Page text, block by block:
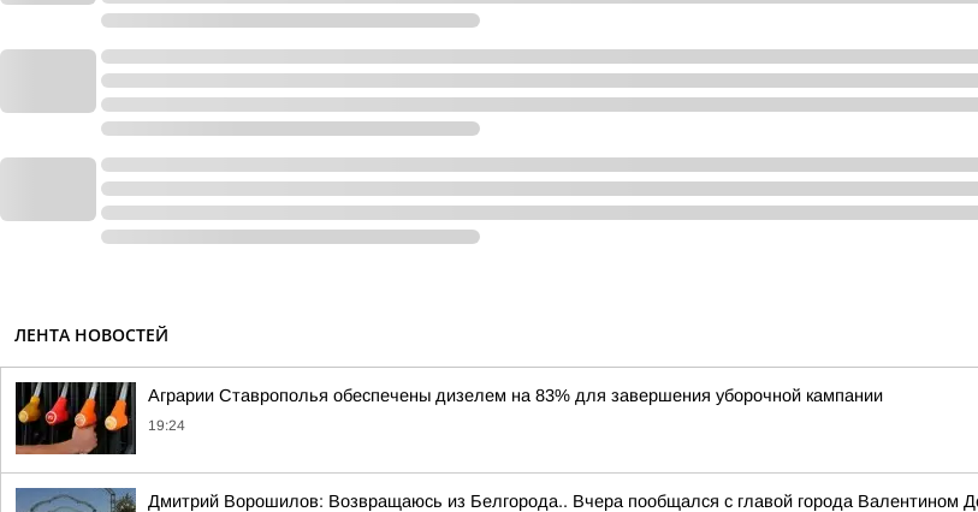
ЛЕНТА НОВОСТЕЙ
Аграрии Ставрополья обеспечены дизелем на 83% для завершения уборочной кампании
19:24
Дмитрий Ворошилов: Возвращаюсь из Белгорода.. Вчера пообщался с главой города Валентином